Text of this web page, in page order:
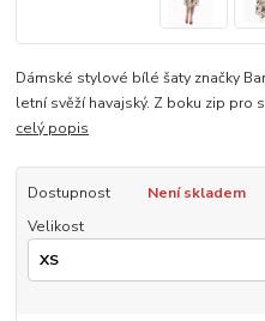
Dámské stylové bílé šaty značky
letní svěží havajský. Z boku zip
celý popis
Dostupnost
Není skladem
Velikost